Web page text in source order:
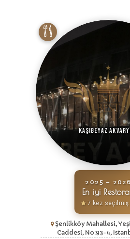
Kaşıbeyaz
2025 – 2026
En iyi
7 kez
Şenlikköy Mahallesi,
Caddesi, No:93-4,